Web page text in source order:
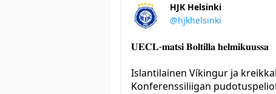
HJK Helsinki
@hjkhelsinki
𝐔𝐄𝐂𝐋-𝐦𝐚𝐭𝐬𝐢 𝐁𝐨𝐥𝐭𝐢𝐥𝐥𝐚 𝐡𝐞𝐥𝐦𝐢𝐤𝐮𝐮𝐬𝐬𝐚
Islantilainen Víkingur ja
Konferenssiliigan